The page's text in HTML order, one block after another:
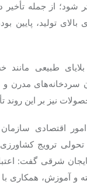
شود؛ از جمله
بالای تولید، پایین
بلایای طبیعی
مدرن و
نیز بر این روند
اقتصادی
شرقی گفت:
و آموزش، همکاری